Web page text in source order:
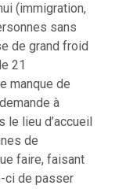
(immigration,
sans
de grand froid
21
manque de
à
le lieu d’accueil
de
faire, faisant
ci de passer